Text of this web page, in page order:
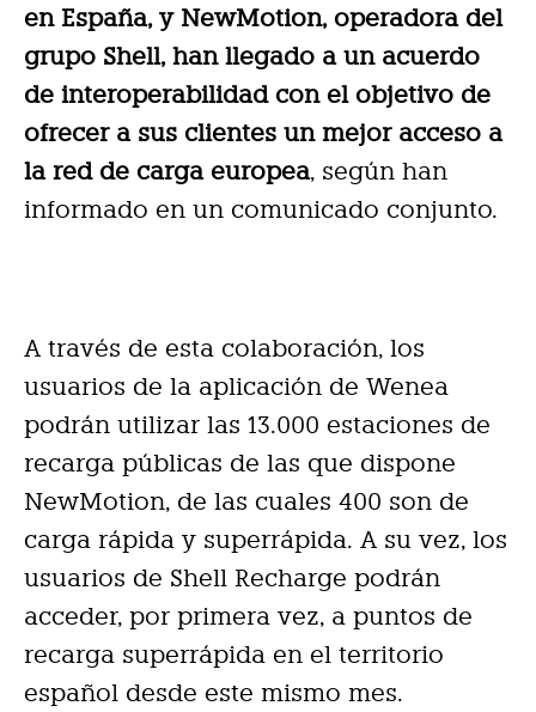
en España, y NewMotion, operadora del
grupo Shell, han llegado a un acuerdo
de interoperabilidad con el objetivo de
ofrecer a sus clientes un mejor acceso a
la red de carga europea, según han
informado en un comunicado conjunto.
A través de esta colaboración, los
usuarios de la aplicación de Wenea
podrán utilizar las 13.000 estaciones de
recarga públicas de las que dispone
NewMotion, de las cuales 400 son de
carga rápida y superrápida. A su vez, los
usuarios de Shell Recharge podrán
acceder, por primera vez, a puntos de
recarga superrápida en el territorio
español desde este mismo mes.